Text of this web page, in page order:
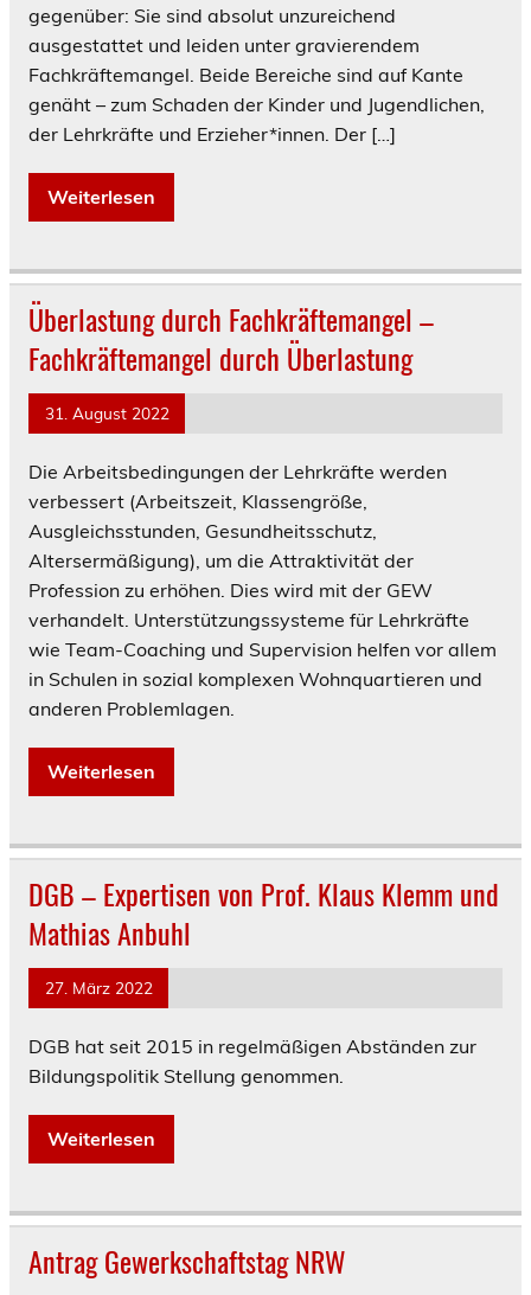
gegenüber: Sie sind absolut unzureichend
ausgestattet und leiden unter gravierendem
Fachkräftemangel. Beide Bereiche sind auf Kante
genäht – zum Schaden der Kinder und Jugendlichen,
der Lehrkräfte und Erzieher*innen. Der […]
Weiterlesen
Überlastung durch Fachkräftemangel –
Fachkräftemangel durch Überlastung
31. August 2022
Die Arbeitsbedingungen der Lehrkräfte werden
verbessert (Arbeitszeit, Klassengröße,
Ausgleichsstunden, Gesundheitsschutz,
Altersermäßigung), um die Attraktivität der
Profession zu erhöhen. Dies wird mit der GEW
verhandelt. Unterstützungssysteme für Lehrkräfte
wie Team-Coaching und Supervision helfen vor allem
in Schulen in sozial komplexen Wohnquartieren und
anderen Problemlagen.
Weiterlesen
DGB – Expertisen von Prof. Klaus Klemm und
Mathias Anbuhl
27. März 2022
DGB hat seit 2015 in regelmäßigen Abständen zur
Bildungspolitik Stellung genommen.
Weiterlesen
Antrag Gewerkschaftstag NRW